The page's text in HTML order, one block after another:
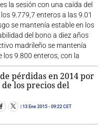
la sesión con una caída del
9.779,7 enteros a las 9.01
se mantenía estable en los
del bono a diez años
madrileño se mantenía
los 9.800 enteros, con la
pérdidas en 2014 por
los precios del
13 Ene 2015 - 09:22 CET